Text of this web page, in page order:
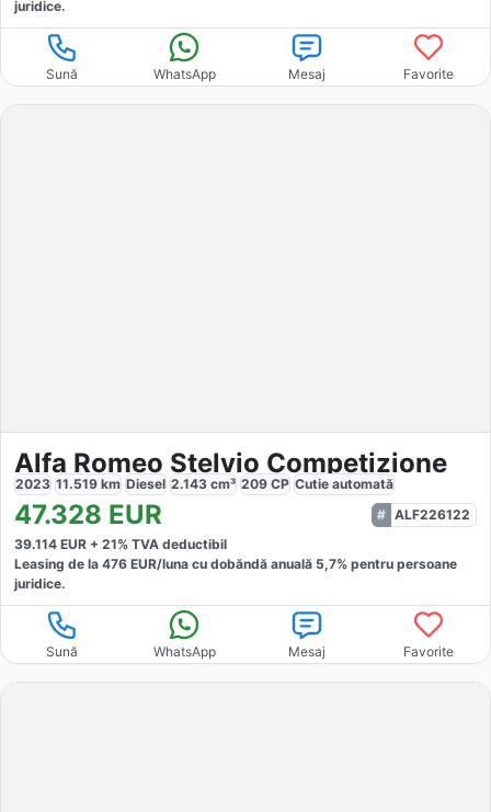
juridice.
Sună WhatsApp Mesaj Favorite
Alfa Romeo Stelvio Competizione
2023 11.519 km Diesel 2.143 cm³ 209 CP Cutie automată
47.328 EUR
ALF226122
39.114 EUR + 21% TVA deductibil
Leasing de la 476 EUR/luna cu dobăndă anuală 5,7% pentru persoane
juridice.
Sună WhatsApp Mesaj Favorite